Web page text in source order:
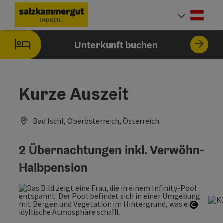
Zum InhaltAccesskey
[0]
Zur NavigationAccesskey
[1]
Zum Seitenanfang
Zur StartseiteAccesskey
[7]
Unterkunft buchen
Kurze Auszeit
Bad Ischl, Oberösterreich, Österreich
2 Übernachtungen inkl. Verwöhn-
Halbpension